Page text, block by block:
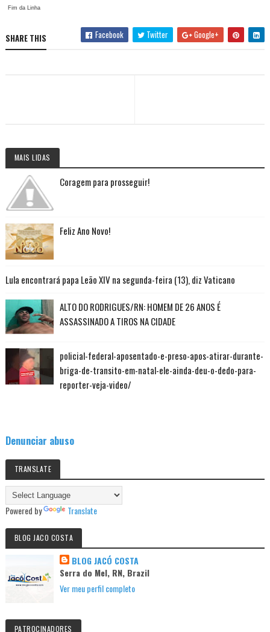
Fim da Linha
SHARE THIS Facebook Twitter Google+
MAIS LIDAS
Coragem para prosseguir!
Feliz Ano Novo!
Lula encontrará papa Leão XIV na segunda-feira (13), diz Vaticano
ALTO DO RODRIGUES/RN: HOMEM DE 26 ANOS É
ASSASSINADO A TIROS NA CIDADE
policial-federal-aposentado-e-preso-apos-atirar-durante-
briga-de-transito-em-natal-ele-ainda-deu-o-dedo-para-
reporter-veja-video/
Denunciar abuso
TRANSLATE
Powered by Translate
BLOG JACO COSTA
BLOG JACÓ COSTA
Serra do Mel, RN, Brazil
Ver meu perfil completo
PATROCINADORES